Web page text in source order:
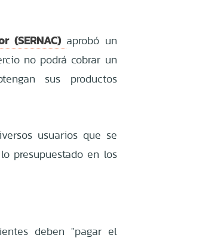
(SERNAC) aprobó un
no podrá cobrar un
sus productos
usuarios que se
presupuestado en los
deben "pagar el